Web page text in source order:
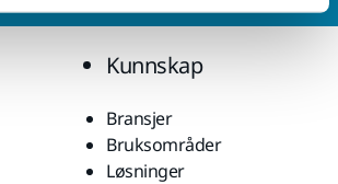
Kunnskap
Bransjer
Bruksområder
Løsninger